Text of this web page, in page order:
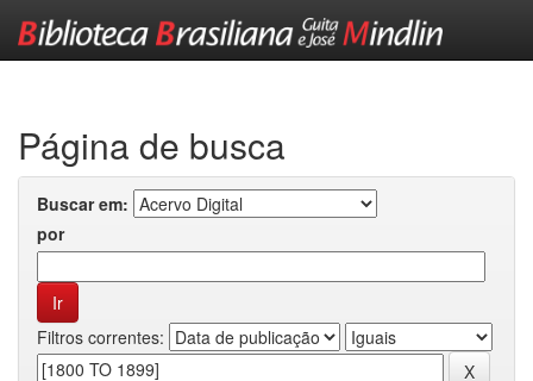
Página de busca
Buscar em:
por
Filtros correntes: